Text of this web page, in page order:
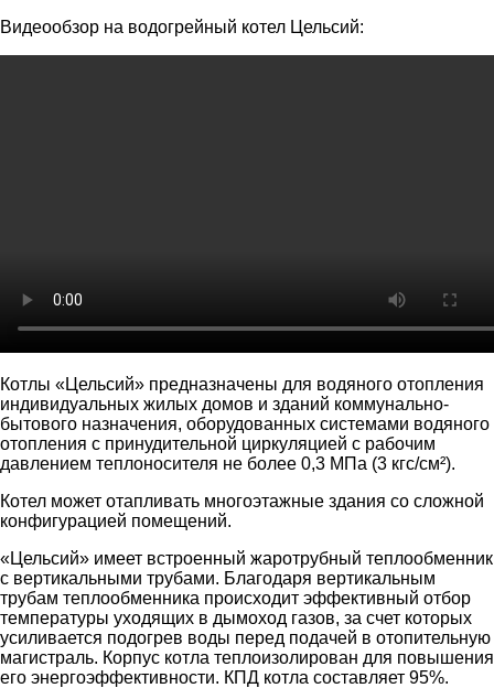
Видеообзор на водогрейный котел Цельсий:
Котлы «Цельсий» предназначены для водяного отопления
индивидуальных жилых домов и зданий коммунально-
бытового назначения, оборудованных системами водяного
отопления с принудительной циркуляцией с рабочим
давлением теплоносителя не более 0,3 МПа (3 кгс/см²).
Котел может отапливать многоэтажные здания со сложной
конфигурацией помещений.
«Цельсий» имеет встроенный жаротрубный теплообменник
с вертикальными трубами. Благодаря вертикальным
трубам теплообменника происходит эффективный отбор
температуры уходящих в дымоход газов, за счет которых
усиливается подогрев воды перед подачей в отопительную
магистраль. Корпус котла теплоизолирован для повышения
его энергоэффективности. КПД котла составляет 95%.